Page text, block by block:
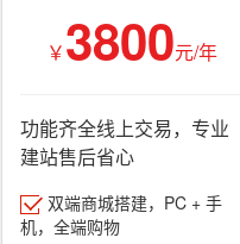
￥3800元/年
功能齐全线上交易，专业
建站售后省心
双端商城搭建，PC + 手
机，全端购物